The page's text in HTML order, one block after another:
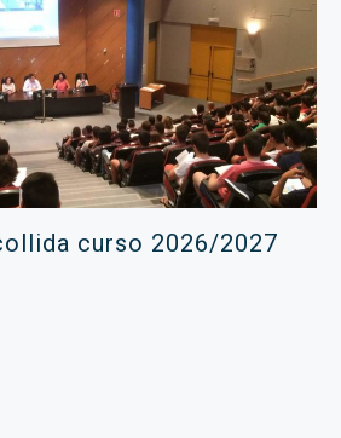
curso 2026/2027